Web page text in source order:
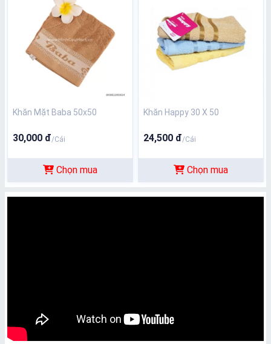
Khăn Mặt Baba 50x50
30,000 đ/Cái
Chọn mua
Khăn Happy 30 X 50
24,500 đ/Cái
Chọn mua